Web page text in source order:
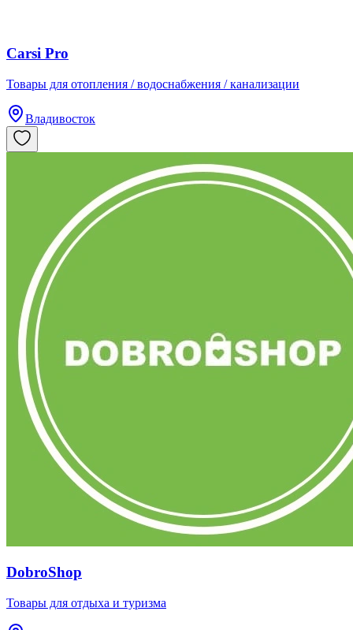
Carsi Pro
​Товары для отопления / водоснабжения / канализации
Владивосток
DobroShop
Товары для отдыха и туризма